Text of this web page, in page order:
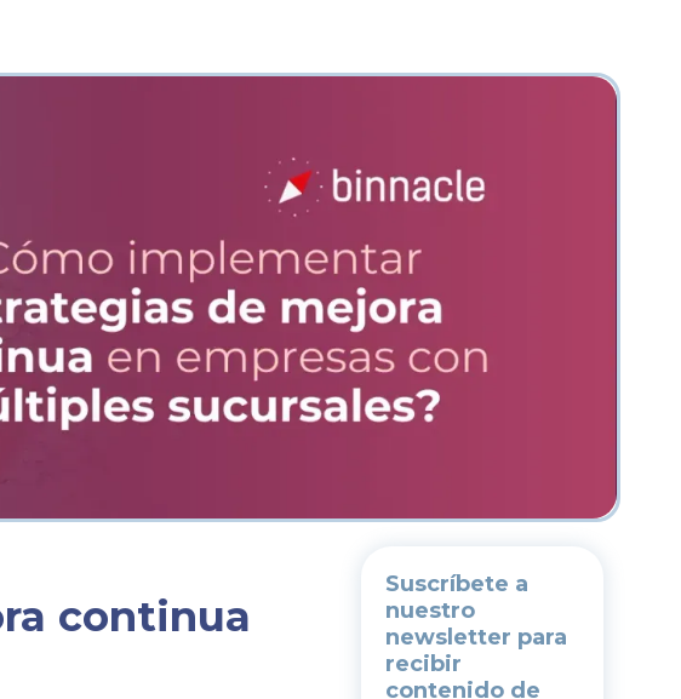
continua
Suscríbete a
nuestro
newsletter para
recibir
contenido de